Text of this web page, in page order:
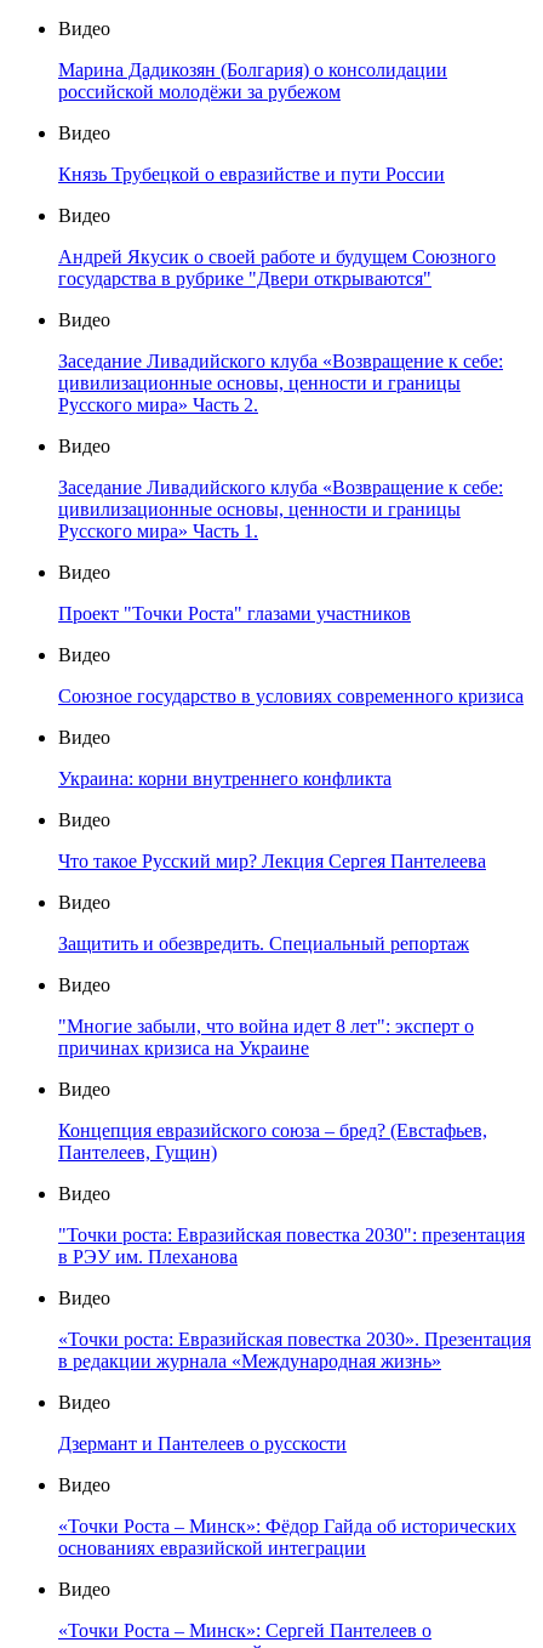
Видео
Марина Дадикозян (Болгария) о консолидации
российской молодёжи за рубежом
Видео
Князь Трубецкой о евразийстве и пути России
Видео
Андрей Якусик о своей работе и будущем Союзного
государства в рубрике "Двери открываются"
Видео
Заседание Ливадийского клуба «Возвращение к себе:
цивилизационные основы, ценности и границы
Русского мира» Часть 2.
Видео
Заседание Ливадийского клуба «Возвращение к себе:
цивилизационные основы, ценности и границы
Русского мира» Часть 1.
Видео
Проект "Точки Роста" глазами участников
Видео
Союзное государство в условиях современного кризиса
Видео
Украина: корни внутреннего конфликта
Видео
Что такое Русский мир? Лекция Сергея Пантелеева
Видео
Защитить и обезвредить. Специальный репортаж
Видео
"Многие забыли, что война идет 8 лет": эксперт о
причинах кризиса на Украине
Видео
Концепция евразийского союза – бред? (Евстафьев,
Пантелеев, Гущин)
Видео
"Точки роста: Евразийская повестка 2030": презентация
в РЭУ им. Плеханова
Видео
«Точки роста: Евразийская повестка 2030». Презентация
в редакции журнала «Международная жизнь»
Видео
Дзермант и Пантелеев о русскости
Видео
«Точки Роста – Минск»: Фёдор Гайда об исторических
основаниях евразийской интеграции
Видео
«Точки Роста – Минск»: Сергей Пантелеев о